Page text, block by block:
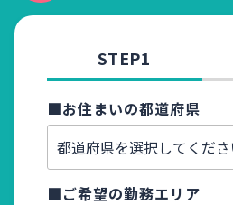
STEP1
■お住まいの都道府県
■ご希望の勤務エリア